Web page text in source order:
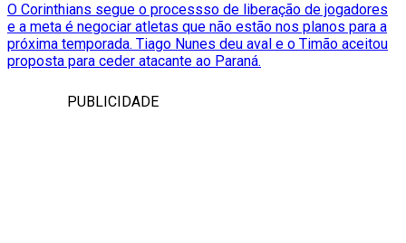
O Corinthians segue o processso de liberação de jogadores
e a meta é negociar atletas que não estão nos planos para a
próxima temporada. Tiago Nunes deu aval e o Timão aceitou
proposta para ceder atacante ao Paraná.
PUBLICIDADE